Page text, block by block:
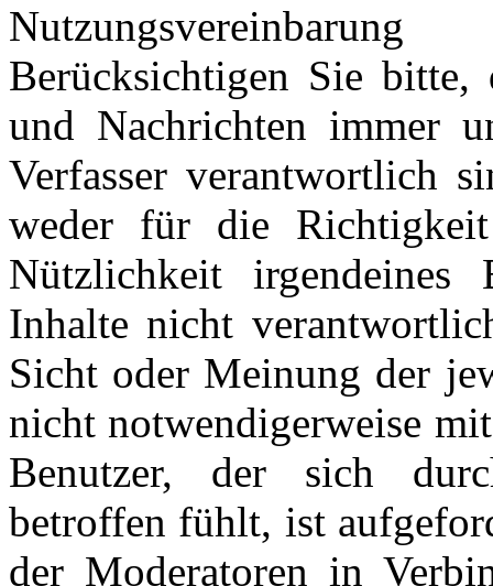
Nutzungsvereinbarung
Berücksichtigen Sie
und Nachrichten immer
Verfasser verantwortlich
weder für die
Nützlichkeit
Inhalte nicht
Sicht oder Meinung der
nicht notwendigerweise
Benutzer, der sich
betroffen fühlt, ist
der Moderatoren in